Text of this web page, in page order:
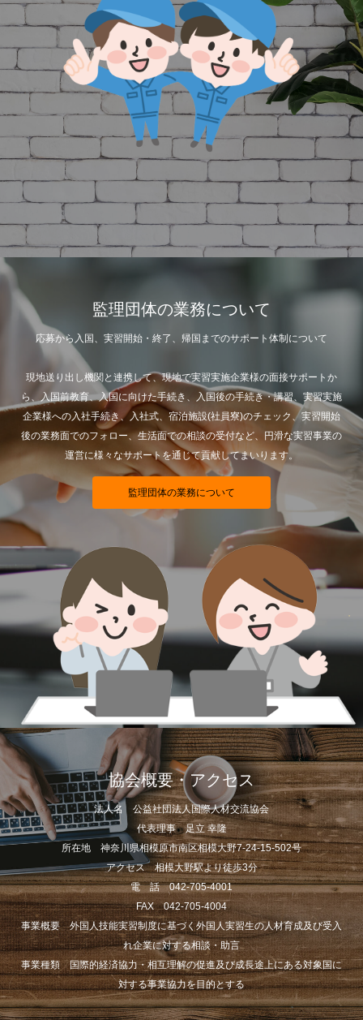
監理団体の業務について
応募から入国、実習開始・終了、帰国までのサポート体制について
現地送り出し機関と連携して、現地で実習実施企業様の面接サポートか
ら、入国前教育、入国に向けた手続き、入国後の手続き・講習、実習実施
企業様への入社手続き、入社式、宿泊施設(社員寮)のチェック、実習開始
後の業務面でのフォロー、生活面での相談の受付など、円滑な実習事業の
運営に様々なサポートを通じて貢献してまいります。
監理団体の業務について
協会概要・アクセス
法人名 公益社団法人国際人材交流協会
代表理事 足立 幸隆
所在地 神奈川県相模原市南区相模大野7-24-15-502号
アクセス 相模大野駅より徒歩3分
電 話 042-705-4001
FAX 042-705-4004
事業概要 外国人技能実習制度に基づく外国人実習生の人材育成及び受入
れ企業に対する相談・助言
事業種類 国際的経済協力・相互理解の促進及び成長途上にある対象国に
対する事業協力を目的とする